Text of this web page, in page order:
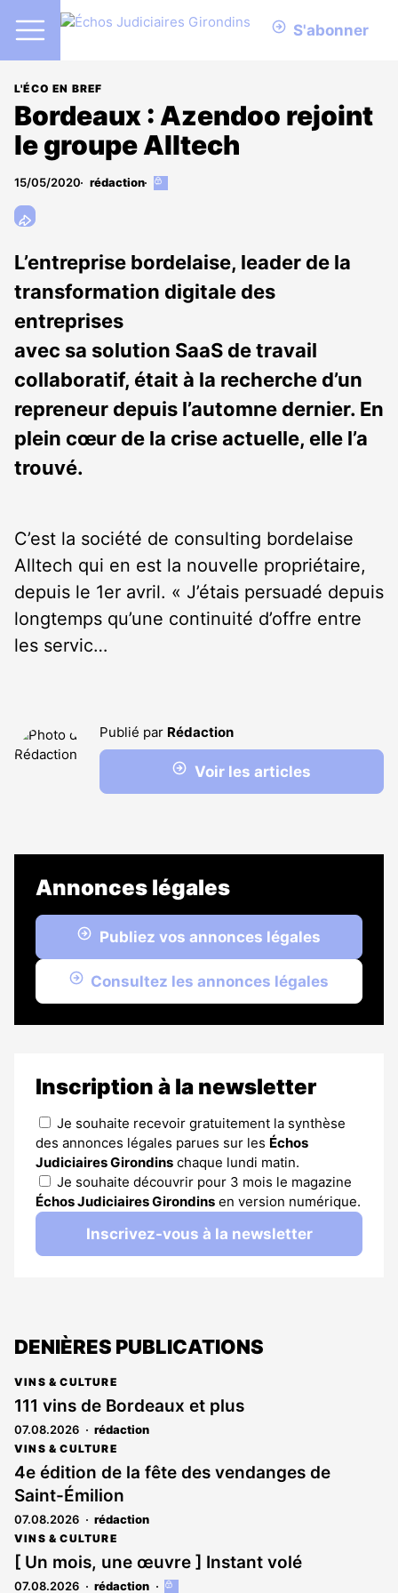
S'abonner
L'ÉCO EN BREF
Bordeaux : Azendoo rejoint
le groupe Alltech
15/05/2020 rédaction
Cet
abonnés
L’entreprise bordelaise, leader de la
transformation digitale des
entreprises
avec sa solution SaaS de travail
collaboratif, était à la recherche d’un
repreneur depuis l’automne dernier. En
plein cœur de la crise actuelle, elle l’a
trouvé.
C’est la société de consulting bordelaise
Alltech qui en est la nouvelle propriétaire,
depuis le 1er avril. « J’étais persuadé depuis
longtemps qu’une continuité d’offre entre
les servic…
Publié par Rédaction
Voir les articles
Annonces légales
Publiez vos annonces légales
Consultez les annonces légales
Inscription à la newsletter
Je souhaite recevoir gratuitement la synthèse
des annonces légales parues sur les Échos
Judiciaires Girondins chaque lundi matin.
Je souhaite découvrir pour 3 mois le magazine
Échos Judiciaires Girondins en version numérique.
Inscrivez-vous à la newsletter
DENIÈRES PUBLICATIONS
VINS & CULTURE
111 vins de Bordeaux et plus
07.08.2026 rédaction
VINS & CULTURE
4e édition de la fête des vendanges de
Saint-Émilion
07.08.2026 rédaction
VINS & CULTURE
[ Un mois, une œuvre ] Instant volé
07.08.2026 rédaction
Cet